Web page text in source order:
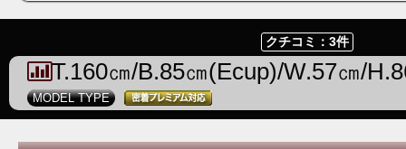
クチコミ：3件
T.160㎝/B.85㎝(Ecup)/W.57㎝/
MODEL TYPE